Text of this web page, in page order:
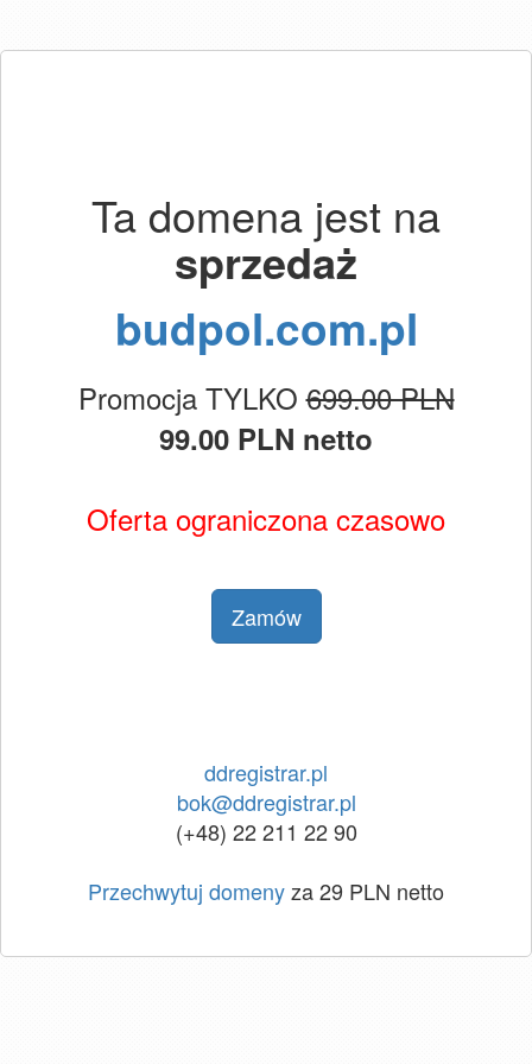
Ta domena jest na
sprzedaż
budpol.com.pl
Promocja TYLKO699.00 PLN
99.00 PLN netto
Oferta ograniczona czasowo
Zamów
ddregistrar.pl
bok@ddregistrar.pl
(+48) 22 211 22 90
Przechwytuj domenyza 29 PLN netto